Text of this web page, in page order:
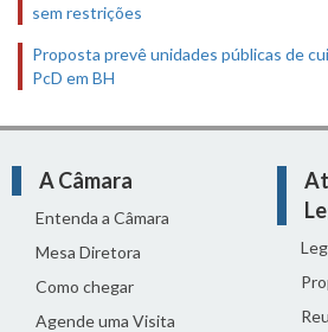
sem restrições
Proposta prevê unidades públicas de
PcD em BH
A Câmara
Entenda a Câmara
Mesa Diretora
Como chegar
Agende uma Visita